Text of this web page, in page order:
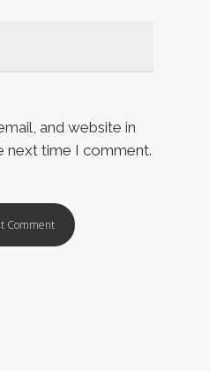
and website in
next time I comment.